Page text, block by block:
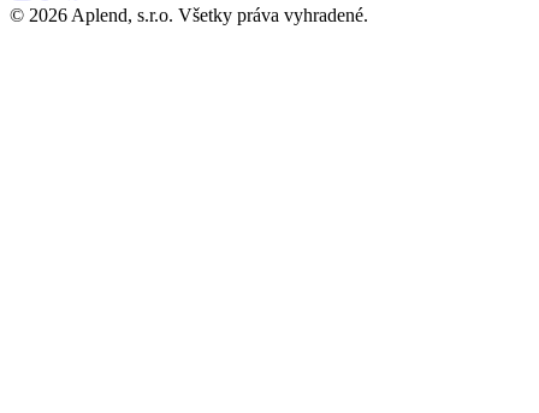
© 2026 Aplend, s.r.o. Všetky práva vyhradené.